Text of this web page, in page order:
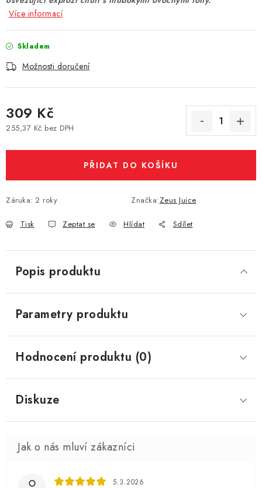
PŘÍSLUŠENSTVÍ
Vše o nákupu Jak reklamovat či vrátit zboží
Kontakty
Prodejny Volná místa
Více informací
Skladem
Možnosti doručení
309 Kč
255,37 Kč bez DPH
PŘIDAT DO KOŠÍKU
Záruka: 2 roky Značka:Zeus Juice
Tisk Zeptat se Hlídat Sdílet
Popis produktu
Parametry produktu
Hodnocení produktu (0)
Diskuze
5.3.2026